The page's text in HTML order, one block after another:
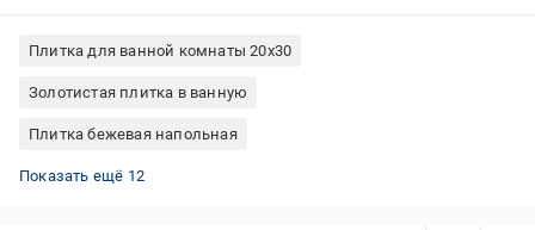
Плитка для ванной комнаты 20х30
Золотистая плитка в ванную
Плитка бежевая напольная
Фиолетовая плитка в ванную
Плитка морозостойкая черная
Плитка для кухни на пол
Коричневая напольная плитка
Напольная плитка в ванную
Черная плитка в ванную комнату
Плитка Allore Group 31x61
Перламутровая плитка для кухни
Плитка Allore Group 20x60 см
Перламутровая плитка для ванной
Мозаика для бассейнов
Красная плитка в ванную
Показать ещё 12